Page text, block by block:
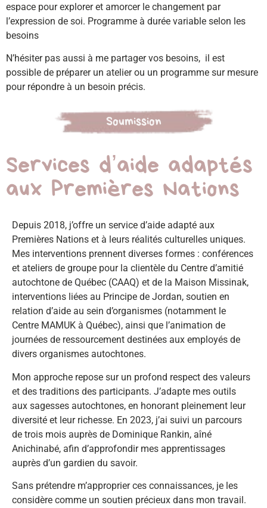
espace pour explorer et amorcer le changement par
l’expression de soi. Programme à durée variable selon les
besoins
N’hésiter pas aussi à me partager vos besoins, il est
possible de préparer un atelier ou un programme sur mesure
pour répondre à un besoin précis.
Soumission
Services d’aide adaptés
aux Premières Nations
Depuis 2018, j’offre un service d’aide adapté aux
Premières Nations et à leurs réalités culturelles uniques.
Mes interventions prennent diverses formes : conférences
et ateliers de groupe pour la clientèle du Centre d’amitié
autochtone de Québec (CAAQ) et de la Maison Missinak,
interventions liées au Principe de Jordan, soutien en
relation d’aide au sein d’organismes (notamment le
Centre MAMUK à Québec), ainsi que l’animation de
journées de ressourcement destinées aux employés de
divers organismes autochtones.
Mon approche repose sur un profond respect des valeurs
et des traditions des participants. J’adapte mes outils
aux sagesses autochtones, en honorant pleinement leur
diversité et leur richesse. En 2023, j’ai suivi un parcours
de trois mois auprès de Dominique Rankin, aîné
Anichinabé, afin d’approfondir mes apprentissages
auprès d’un gardien du savoir.
Sans prétendre m’approprier ces connaissances, je les
considère comme un soutien précieux dans mon travail.